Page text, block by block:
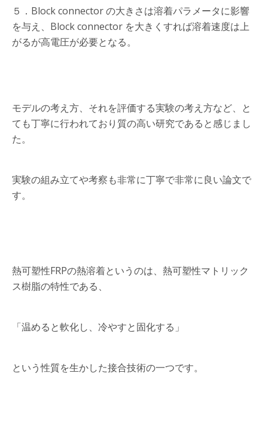
５．Block connector の大きさは溶着パラメータに影響
を与え、Block connector を大きくすれば溶着速度は上
がるが高電圧が必要となる。
モデルの考え方、それを評価する実験の考え方など、と
ても丁寧に行われており質の高い研究であると感じまし
た。
実験の組み立てや考察も非常に丁寧で非常に良い論文で
す。
熱可塑性FRPの熱溶着というのは、熱可塑性マトリック
ス樹脂の特性である、
「温めると軟化し、冷やすと固化する」
という性質を生かした接合技術の一つです。